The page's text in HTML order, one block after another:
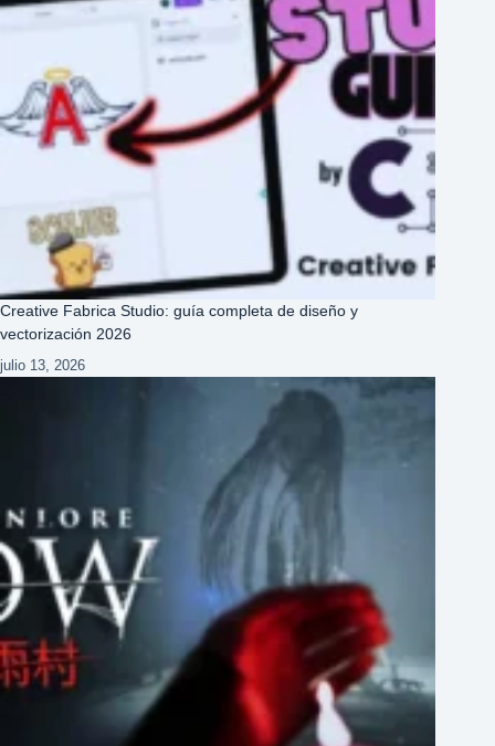
Creative Fabrica Studio: guía completa de diseño y
vectorización 2026
julio 13, 2026